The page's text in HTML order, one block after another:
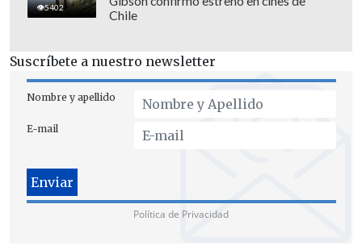
5402
Chile
Suscríbete a nuestro newsletter
Nombre y apellido
E-mail
Política de Privacidad